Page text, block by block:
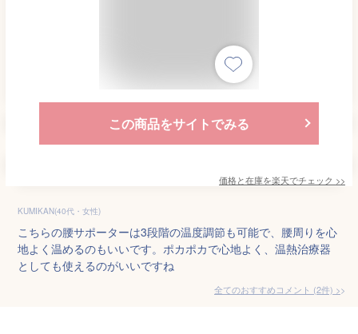
この商品をサイトでみる
価格と在庫を楽天でチェック >>
KUMIKAN(40代・女性)
こちらの腰サポーターは3段階の温度調節も可能で、腰周りを心
地よく温めるのもいいです。ポカポカで心地よく、温熱治療器
としても使えるのがいいですね
全てのおすすめコメント (2件) >